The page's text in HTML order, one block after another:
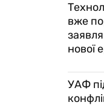
вже
нової
УАФ